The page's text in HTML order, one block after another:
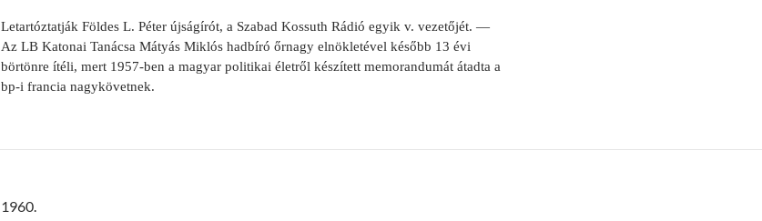
Letartóztatják Földes L. Péter újságírót, a Szabad Kossuth Rádió egyik v. vezetőjét. —
Az LB Katonai Tanácsa Mátyás Miklós hadbíró őrnagy elnökletével később 13 évi
börtönre ítéli, mert 1957-ben a magyar politikai életről készített memorandumát átadta a
bp-i francia nagykövetnek.
1960.